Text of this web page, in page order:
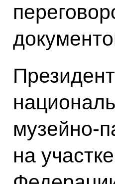
музейно-
на